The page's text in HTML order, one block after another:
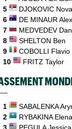
ROSE
Pablo
Caroline Garcia est
Grodzisk Mazowiecki
Mathys Erhard s'offre
finales
Plovdiv (CH)
A 18 ans, Yannick
demie en Chal'
ATP - Montréal
Pour son "retour",
rassure
5
DJOKOVIC
6
DE MINAUR Alex
7
MEDVEDEV
8
SHELTON Ben
9
COBOLLI Flavio
10
FRITZ Taylor
1 SABALENKA
2
RYBAKINA Elena